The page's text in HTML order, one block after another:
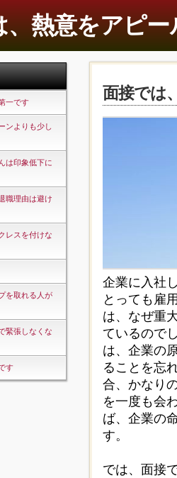
、熱意をアピ
一です
ンよりも少し
は印象低下に
職理由は避け
レスを付けな
を取れる人が
緊張しなくな
す
面接では
企業に入社
とっても雇
は、なぜ重
ているので
は、企業の
ることを忘
合、かなり
を一度も会
ば、企業の
す。
では、面接